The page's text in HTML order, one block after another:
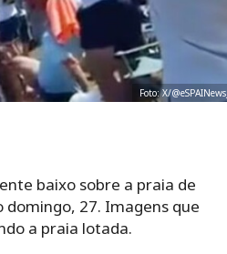
Foto: X/@eSPAINews_
baixo sobre a praia de
domingo, 27. Imagens que
a praia lotada.